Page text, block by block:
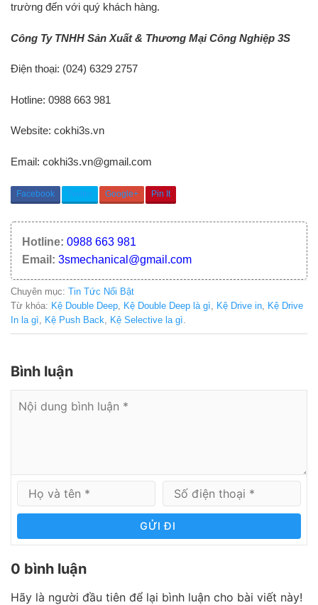
trường đến với quý khách hàng.
Công Ty TNHH Sản Xuất & Thương Mại Công Nghiệp 3S
Điện thoại: (024) 6329 2757
Hotline: 0988 663 981
Website: cokhi3s.vn
Email: cokhi3s.vn@gmail.com
Facebook Twitter Google+ Pin It
Hotline: 0988 663 981
Email: 3smechanical@gmail.com
Chuyên mục: Tin Tức Nổi Bật
Từ khóa: Kệ Double Deep, Kệ Double Deep là gì, Kệ Drive in, Kệ Drive
In la gì, Kệ Push Back, Kệ Selective la gì.
Bình luận
GỬI ĐI
0 bình luận
Hãy là người đầu tiên để lại bình luận cho bài viết này!